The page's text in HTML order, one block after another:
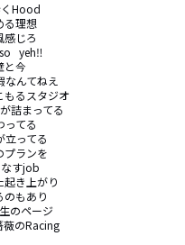
Hood
る理想
感じろ
yeh‼︎
と今
んてねえ
もるスタジオ
詰まってる
ってる
立ってる
プランを
すjob
起き上がり
のもあり
のページ
薇のRacing